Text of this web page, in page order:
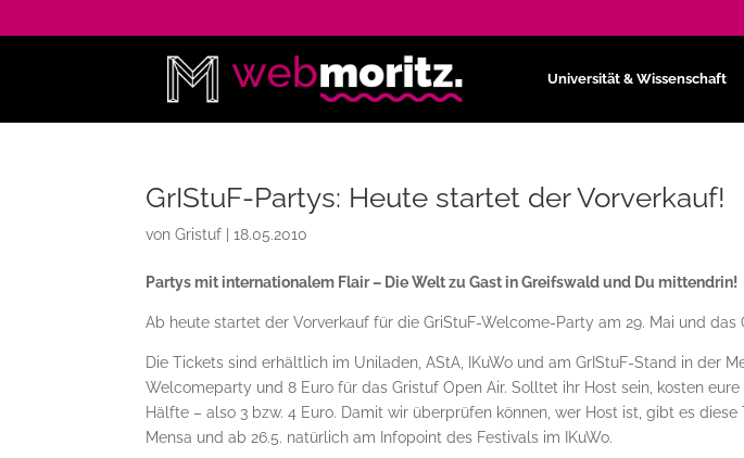
Universität & Wissenschaft
GrIStuF-Partys: Heute startet der Vorverkauf!
vonGristuf |18.05.2010
Partys mit internationalem Flair – Die Welt zu Gast in Greifswald und Du mittendrin!
Ab heute startet der Vorverkauf für die GriStuF-Welcome-Party am 29. Mai und das
Die Tickets sind erhältlich im Uniladen, AStA, IKuWo und am GrIStuF-Stand in der
Welcomeparty und 8 Euro für das Gristuf Open Air. Solltet ihr Host sein, kosten
Hälfte – also 3 bzw. 4 Euro. Damit wir überprüfen können, wer Host ist, gibt es
Mensa und ab 26.5. natürlich am Infopoint des Festivals im IKuWo.